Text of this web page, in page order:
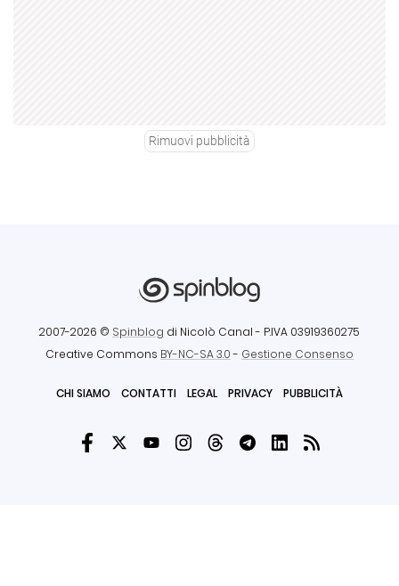
Rimuovi pubblicità
2007-2026 © Spinblog di Nicolò Canal - P.IVA 03919360275
Creative Commons BY-NC-SA 3.0- Gestione Consenso
CHI SIAMO CONTATTI LEGAL PRIVACY PUBBLICITÀ